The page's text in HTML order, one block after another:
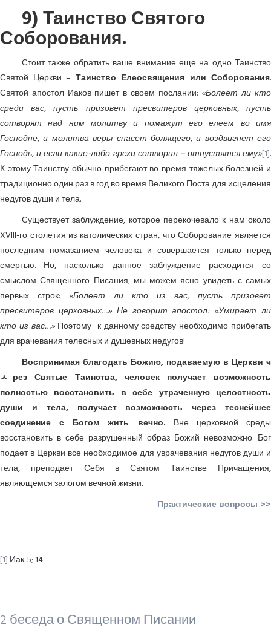
9) Таинство Святого
Соборования.
Стоит также обратить ваше внимание еще на одно Таинство
Святой Церкви – Таинство Елеосвящения или Соборования.
Святой апостол Иаков пишет в своем послании: «Болеет ли кто
среди вас, пусть призовет пресвитеров церковных, пусть
сотворят над ним молитву и помажут его елеем во имя
Господне, и молитва веры спасет болящего, и воздвигнет его
Господь, и если какие-либо грехи сотворил – отпустятся ему»[1].
К этому Таинству обычно прибегают во время тяжелых болезней и
традиционно один раз в год во время Великого Поста для исцеления
недугов души и тела.
Существует заблуждение, которое перекочевало к нам около
XVIII-го столетия из католических стран, что Соборование является
последним помазанием человека и совершается только перед
смертью. Но, насколько данное заблуждение расходится со
смыслом Священного Писания, мы можем ясно увидеть с самых
первых строк: «Болеет ли кто из вас, пусть призовет
пресвитеров церковных…» Не говорит апостол: «Умирает ли
кто из вас…»Поэтому к данному средству необходимо прибегать
для врачевания телесных и душевных недугов!
Воспринимая благодать Божию, подаваемую в Церкви ч
ﾵрез Святые Таинства, человек получает возможность
полностью восстановить в себе утраченную целостность
души и тела, получает возможность через теснейшее
соединение с Богом жить вечно. Вне церковной среды
восстановить в себе разрушенный образ Божий невозможно. Бог
подает в Церкви все необходимое для уврачевания недугов души и
тела, преподает Себя в Святом Таинстве Причащения,
являющемся залогом вечной жизни.
Практические вопросы >>
[1] Иак. 5; 14.
2 беседа о Священном Писании